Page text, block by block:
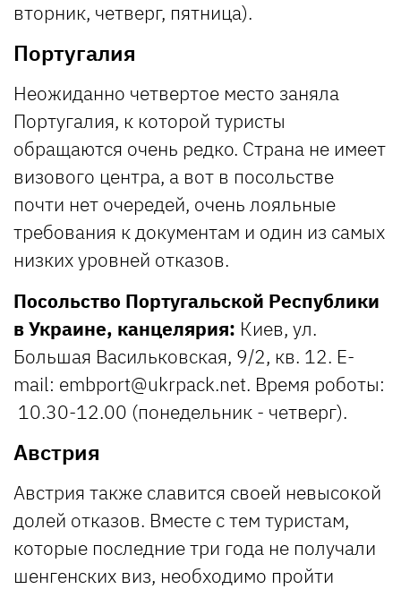
вторник, четверг, пятница).
Португалия
Неожиданно четвертое место заняла
Португалия, к которой туристы
обращаются очень редко. Страна не имеет
визового центра, а вот в посольстве
почти нет очередей, очень лояльные
требования к документам и один из самых
низких уровней отказов.
Посольство Португальской Республики
в Украине, канцелярия: Киев, ул.
Большая Васильковская, 9/2, кв. 12. E-
mail: embport@ukrpack.net. Время роботы:
10.30-12.00 (понедельник - четверг).
Австрия
Австрия также славится своей невысокой
долей отказов. Вместе с тем туристам,
которые последние три года не получали
шенгенских виз, необходимо пройти